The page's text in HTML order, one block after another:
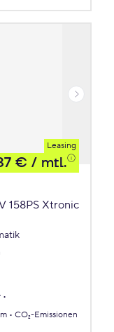
Leasing
€ / mtl.
158PS Xtronic
CO₂-Emissionen